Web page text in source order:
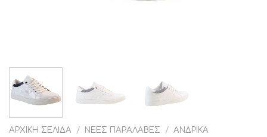
ΑΡΧΙΚΉ ΣΕΛΊΔΑ / ΝΈΕΣ ΠΑΡΑΛΑΒΈΣ / ΑΝΔΡΙΚΆ